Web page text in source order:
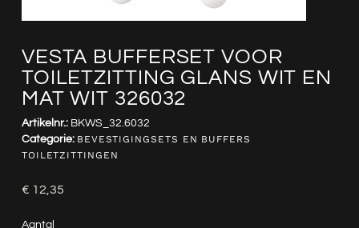
VESTA BUFFERSET VOOR
TOILETZITTING GLANS WIT EN
MAT WIT 326032
Artikelnr.: BKWS_32.6032
Categorie: BEVESTIGINGSETS EN BUFFERS
TOILETZITTINGEN
€ 12,35
Aantal